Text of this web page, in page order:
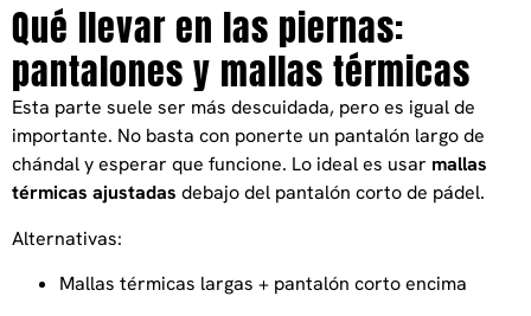
Qué llevar en las piernas:
pantalones y mallas térmicas
Esta parte suele ser más descuidada, pero es igual de
importante. No basta con ponerte un pantalón largo de
chándal y esperar que funcione. Lo ideal es usar mallas
térmicas ajustadas debajo del pantalón corto de pádel.
Alternativas:
Mallas térmicas largas + pantalón corto encima